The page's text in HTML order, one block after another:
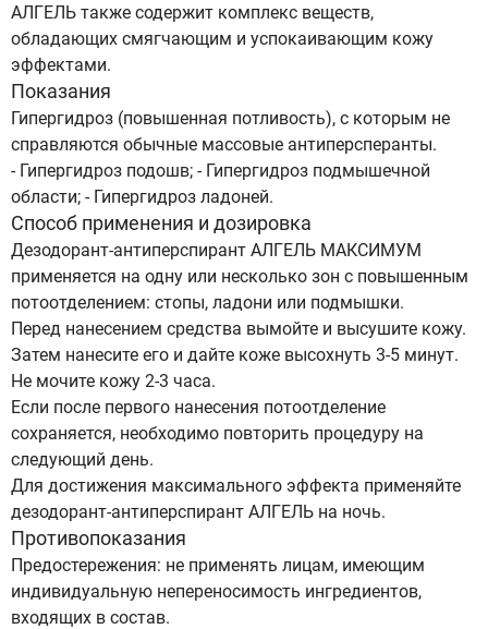
АЛГЕЛЬ также содержит комплекс веществ,
обладающих смягчающим и успокаивающим кожу
эффектами.
Показания
Гипергидроз (повышенная потливость), с которым не
справляются обычные массовые антиперсперанты.
- Гипергидроз подошв; - Гипергидроз подмышечной
области; - Гипергидроз ладоней.
Способ применения и дозировка
Дезодорант-антиперспирант АЛГЕЛЬ МАКСИМУМ
применяется на одну или несколько зон с повышенным
потоотделением: стопы, ладони или подмышки.
Перед нанесением средства вымойте и высушите кожу.
Затем нанесите его и дайте коже высохнуть 3-5 минут.
Не мочите кожу 2-3 часа.
Если после первого нанесения потоотделение
сохраняется, необходимо повторить процедуру на
следующий день.
Для достижения максимального эффекта применяйте
дезодорант-антиперспирант АЛГЕЛЬ на ночь.
Противопоказания
Предостережения: не применять лицам, имеющим
индивидуальную непереносимость ингредиентов,
входящих в состав.